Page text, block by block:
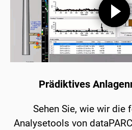
Prädiktives
Sehen Sie, wie wir die
Analysetools von